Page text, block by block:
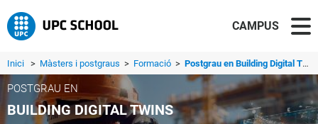
CAMPUS
Inici > Màsters i postgraus > Formació > Postgrau en Building Digital Twins
POSTGRAU EN
BUILDING DIGITAL TWINS